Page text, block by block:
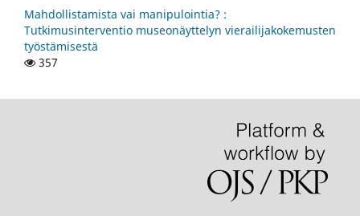
Mahdollistamista vai manipulointia? :
Tutkimusinterventio museonäyttelyn vierailijakokemusten
työstämisestä
357